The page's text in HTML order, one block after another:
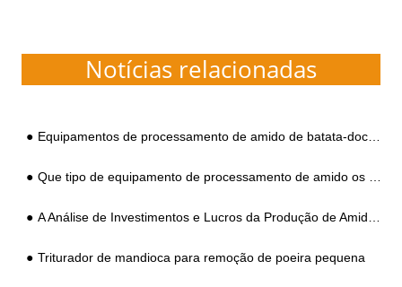
Notícias relacionadas
Equipamentos de processamento de amido de batata-doce para seleção de pequeno e médio porte
Que tipo de equipamento de processamento de amido os produtores precisam para processar amido de batata-doce?
A Análise de Investimentos e Lucros da Produção de Amido de Batata-doce
Triturador de mandioca para remoção de poeira pequena